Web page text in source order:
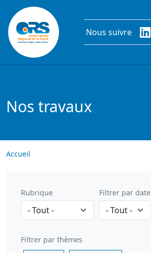
Aller au contenu principal
Nous suivre
Nos travaux
Accueil
Rubrique Filtrer par date
Filtrer par thèmes